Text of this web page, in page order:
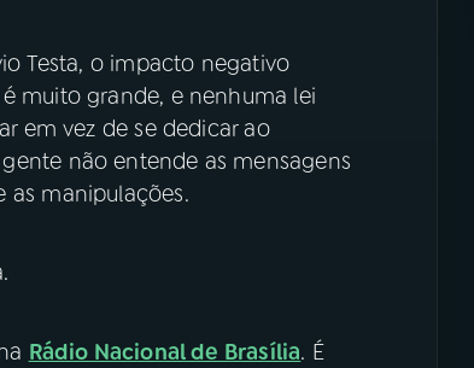
Testa, o impacto negativo
muito grande, e nenhuma lei
em vez de se dedicar ao
não entende as mensagens
as manipulações.
Rádio Nacional de Brasília. É